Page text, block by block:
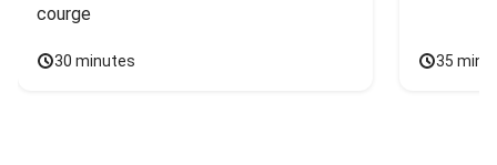
courge
30 minutes 35